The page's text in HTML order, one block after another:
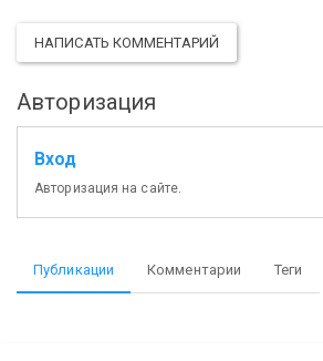
НАПИСАТЬ КОММЕНТАРИЙ
Авторизация
Вход
Авторизация на сайте.
Публикации Комментарии Теги